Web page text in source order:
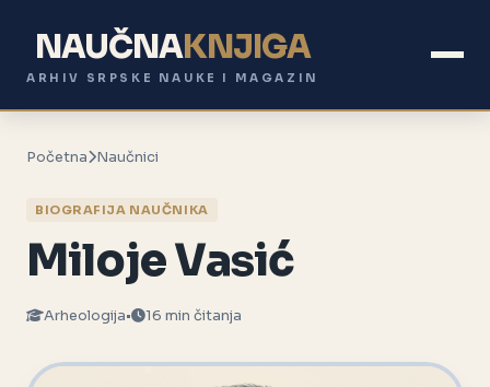
NAUČNAKNJIGA
ARHIV SRPSKE NAUKE I MAGAZIN
Početna Naučnici
BIOGRAFIJA NAUČNIKA
Miloje Vasić
Arheologija• 16 min čitanja